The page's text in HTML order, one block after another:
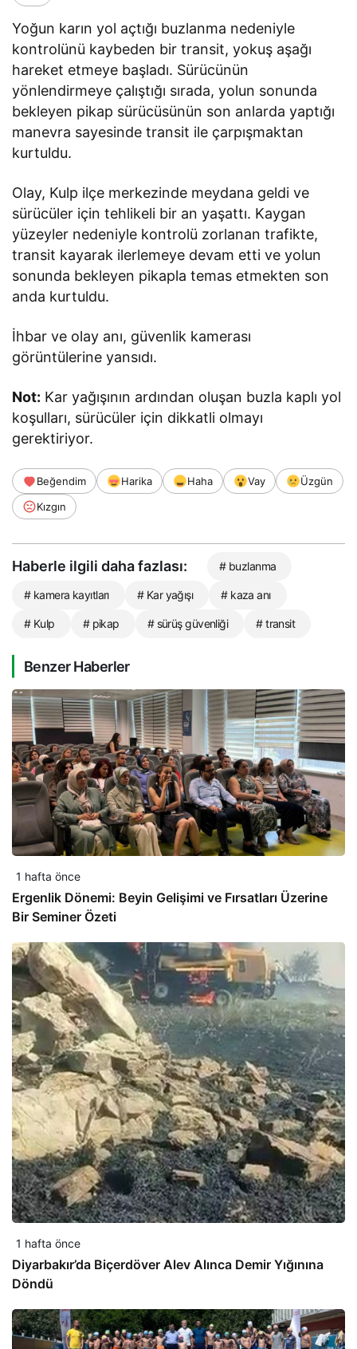
Yoğun karın yol açtığı buzlanma nedeniyle
kontrolünü kaybeden bir transit, yokuş aşağı
hareket etmeye başladı. Sürücünün
yönlendirmeye çalıştığı sırada, yolun sonunda
bekleyen pikap sürücüsünün son anlarda yaptığı
manevra sayesinde transit ile çarpışmaktan
kurtuldu.
Olay, Kulp ilçe merkezinde meydana geldi ve
sürücüler için tehlikeli bir an yaşattı. Kaygan
yüzeyler nedeniyle kontrolü zorlanan trafikte,
transit kayarak ilerlemeye devam etti ve yolun
sonunda bekleyen pikapla temas etmekten son
anda kurtuldu.
İhbar ve olay anı, güvenlik kamerası
görüntülerine yansıdı.
Not: Kar yağışının ardından oluşan buzla kaplı yol
koşulları, sürücüler için dikkatli olmayı
gerektiriyor.
Beğendim Harika Haha Vay
Üzgün
Kızgın
Haberle ilgili daha fazlası: # buzlanma
# kamera kayıtları # Kar yağışı # kaza anı
# Kulp # pikap # sürüş güvenliği # transit
Benzer Haberler
1 hafta önce
Ergenlik Dönemi: Beyin Gelişimi ve Fırsatları Üzerine
Bir Seminer Özeti
1 hafta önce
Diyarbakır’da Biçerdöver Alev Alınca Demir Yığınına
Döndü